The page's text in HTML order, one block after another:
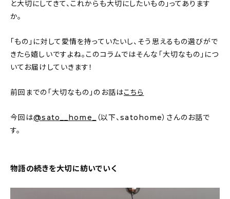
新着記事
人気の記事
おすすめの記事
インテリア
日用品
ギフト
キッズ
と大切にしてきて、これからも大切にしたいもの」ってあります
か。
「もの」に対して愛情を持っていたいし、そう思えるもの選びがで
きたら嬉しいですよね。このコラムではそんな「大切なもの」につ
いてお届けしていきます！
前回までの「大切なもの」のお話はこちら
今回は@sato__home_
（以下、satohome）さんのお話で
す。
物語の続きを大切に紡いでいく